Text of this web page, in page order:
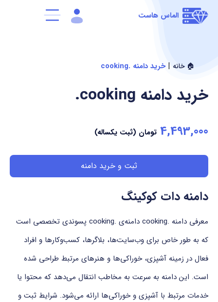
الماس هاست
🏠 خانه |خرید دامنه .cooking
.cooking خرید دامنه
4,493,000 تومان (ثبت یکساله)
ثبت و خرید دامنه
دامنه دات کوکینگ
معرفی دامنه .cooking دامنه‌ی .cooking پسوندی تخصصی است
که به طور خاص برای وب‌سایت‌ها، بلاگرها، کسب‌وکارها و افراد
فعال در زمینه آشپزی، خوراکی‌ها و هنرهای مرتبط طراحی شده
است. این دامنه به سرعت به مخاطب انتقال می‌دهد که محتوا یا
خدمات مرتبط با آشپزی و خوراکی‌ها ارائه می‌شود. شرایط ثبت و